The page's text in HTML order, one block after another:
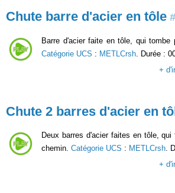
Chute barre d'acier en tôle
Barre d'acier faite en tôle, qui tombe
Catégorie UCS : METLCrsh . Durée :
+
Chute 2 barres d'acier en
Deux barres d'acier faites en tôle,
chemin. Catégorie UCS : METLCrsh.
+